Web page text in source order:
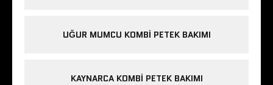
UĞUR MUMCU KOMBI PETEK BAKIMI
KAYNARCA KOMBI PETEK BAKIMI